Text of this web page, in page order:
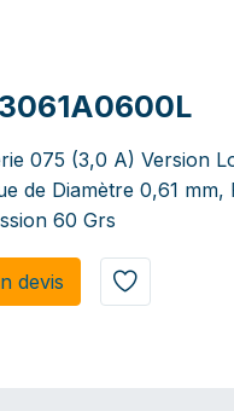
075 (3,0 A) Version
de Diamètre 0,61 mm,
60 Grs
de​​vis​​